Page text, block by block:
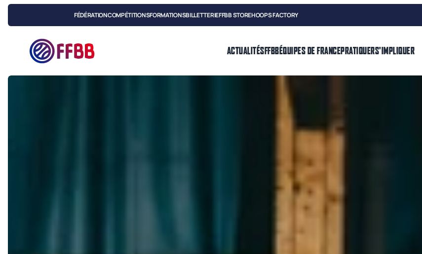
FÉDÉRATIONCOMPÉTITIONSFORMATIONSBILLETTERIEFFBB STOREHOOPS FACTORY
ACTUALITÉSFFBBÉQUIPES DE FRANCEPRATIQUERS'IMPLIQUER